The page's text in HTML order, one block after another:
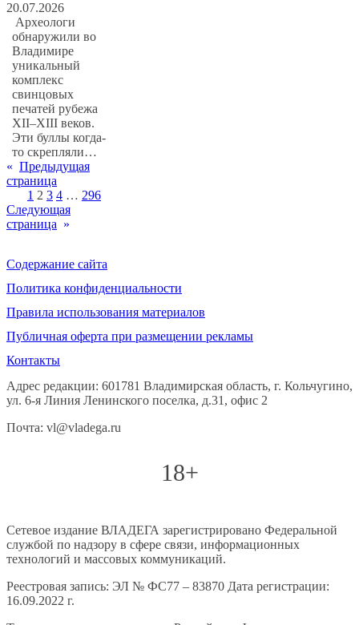
20.07.2026
Археологи
обнаружили во
Владимире
уникальный
комплекс
свинцовых
печатей рубежа
XII–XIII веков.
Эти буллы когда-
то скрепляли…
« Предыдущая
страница
1 2 3 4 … 296
Следующая
страница »
Содержание сайта
Политика конфиденциальности
Правила использования материалов
Публичная оферта при размещении рекламы
Контакты
Адрес редакции: 601781 Владимирская область, г. Кольчугино,
ул. 6-я Линия Ленинского поселка, д.31, офис 2
Почта: vl@vladega.ru
18+
Сетевое издание ВЛАДЕГА зарегистрировано Федеральной
службой по надзору в сфере связи, информационных
технологий и массовых коммуникаций.
Реестровая запись: ЭЛ № ФС77 – 83870 Дата регистрации:
16.09.2022 г.